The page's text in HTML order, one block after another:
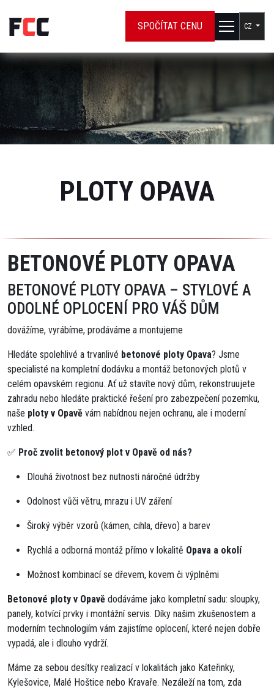
SPOČÍTAT CENU CZ
PLOTY OPAVA
BETONOVÉ PLOTY OPAVA
BETONOVÉ PLOTY OPAVA – STYLOVÉ A
ODOLNÉ OPLOCENÍ PRO VÁŠ DŮM
dovážíme, vyrábíme, prodáváme a montujeme
Hledáte spolehlivé a trvanlivé betonové ploty Opava? Jsme
specialisté na kompletní dodávku a montáž betonových plotů v
celém opavském regionu. Ať už stavíte nový dům, rekonstruujete
zahradu nebo hledáte praktické řešení pro zabezpečení pozemku,
naše ploty v Opavě vám nabídnou nejen ochranu, ale i moderní
vzhled.
✅ Proč zvolit betonový plot v Opavě od nás?
Dlouhá životnost bez nutnosti náročné údržby
Odolnost vůči větru, mrazu i UV záření
Široký výběr vzorů (kámen, cihla, dřevo) a barev
Rychlá a odborná montáž přímo v lokalitě Opava a okolí
Možnost kombinací se dřevem, kovem či výplněmi
Betonové ploty v Opavě dodáváme jako kompletní sadu: sloupky,
panely, kotvící prvky i montážní servis. Díky našim zkušenostem a
moderním technologiím vám zajistíme oplocení, které nejen dobře
vypadá, ale i dlouho vydrží.
Máme za sebou desítky realizací v lokalitách jako Kateřinky,
Kylešovice, Malé Hoštice nebo Kravaře. Nezáleží na tom, zda